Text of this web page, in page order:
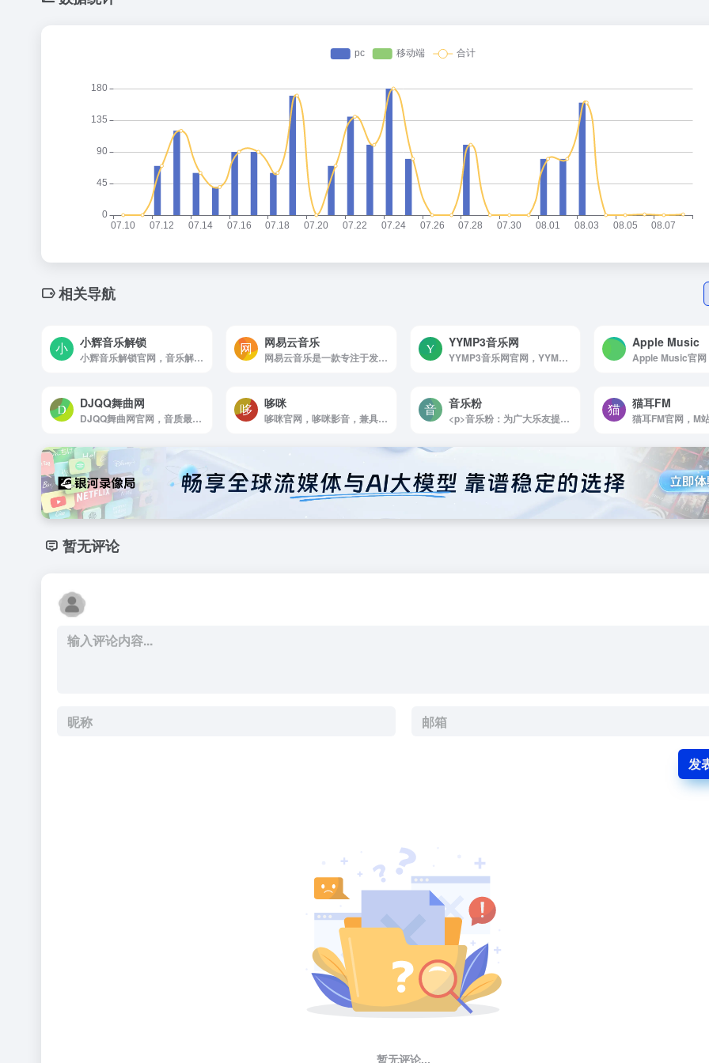
相关导航
小辉音乐解锁
小辉音乐解锁官网，音乐解锁 - 在任何设备上解锁已购的加密音乐！
网易云音乐
网易云音乐是一款专注于发现与分享的音乐产品
YYMP3音乐网
YYMP3音乐网官网，YYMP3流行音乐网提供最好听的歌曲免费在线试听的音乐网站。收录了网上最新最流行的mp3音乐，网络歌曲，非主流，DJ音乐，伤感歌曲，经典老歌等等mp3歌曲，是您寻找好听的歌曲首选网站。
‎Apple Music
DJQQ舞曲网
DJQQ舞曲网官网，音质最好的DJ免费下载网站，提供无损高品质DJ舞曲分享，DJ舞曲下载，我们网站有最专业DJ大师和DJ舞曲制作团队精心混音打造的DJ串烧和夜店DJ舞曲，每天更新最潮最嗨的DJ音乐，DJ舞曲，DJ串烧，酒吧夜店舞曲，让您感受无损高品质DJ分享与下载的快乐，下载DJ就到DJQQ音乐网站 www，djqq，net
哆咪
哆咪官网，哆咪影音，兼具时尚与品质的高清影音分享平台，包含演唱会蓝光原盘BDMV/BDISO下载，4K超清MV下载，Hi-Res音乐与SACD下载。
音乐粉
<p>音乐粉：为广大乐友提供丰富的简谱、曲谱、歌词和音乐教程资源</p>
猫耳FM
暂无评论
发
暂无评论...